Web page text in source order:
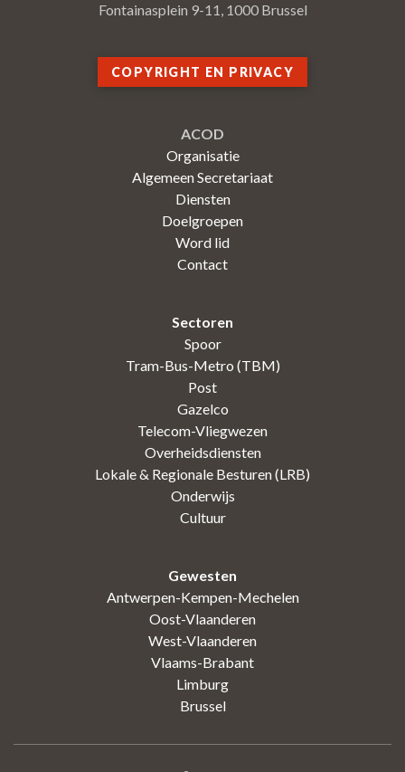
Fontainasplein 9-11, 1000 Brussel
COPYRIGHT EN PRIVACY
ACOD
Organisatie
Algemeen Secretariaat
Diensten
Doelgroepen
Word lid
Contact
Sectoren
Spoor
Tram-Bus-Metro (TBM)
Post
Gazelco
Telecom-Vliegwezen
Overheidsdiensten
Lokale & Regionale Besturen (LRB)
Onderwijs
Cultuur
Gewesten
Antwerpen-Kempen-Mechelen
Oost-Vlaanderen
West-Vlaanderen
Vlaams-Brabant
Limburg
Brussel